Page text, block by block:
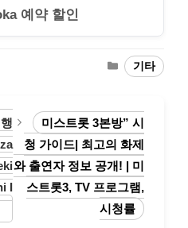
예약 할인
Categories
기타
I
미스트롯 3본방” 시
청 가이드| 최고의 화제
와 출연자 정보 공개! | 미
스트롯3, TV 프로그램,
시청률